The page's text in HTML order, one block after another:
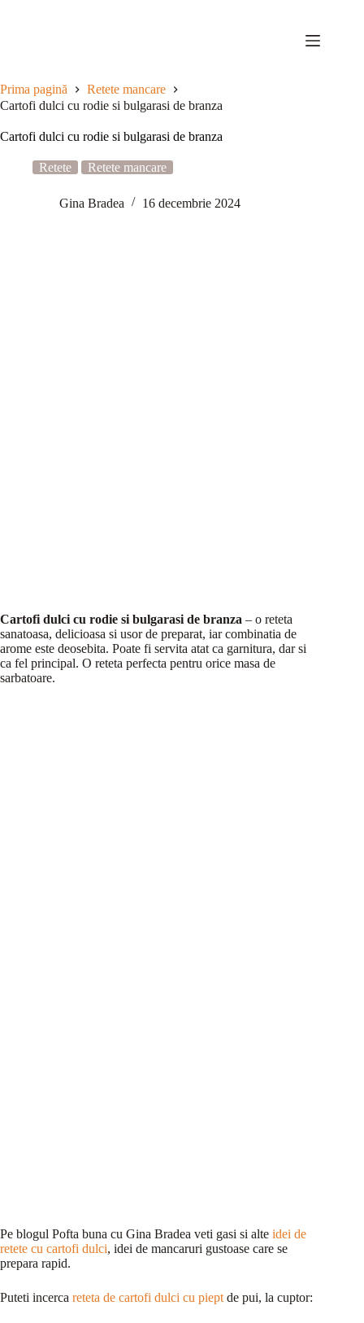
Prima pagină
Retete mancare
Cartofi dulci cu rodie si bulgarasi de branza
Cartofi dulci cu rodie si bulgarasi de branza
Retete Retete mancare
Gina Bradea 16 decembrie 2024
Cartofi dulci cu rodie si bulgarasi de branza – o reteta
sanatoasa, delicioasa si usor de preparat, iar combinatia de
arome este deosebita. Poate fi servita atat ca garnitura, dar si
ca fel principal. O reteta perfecta pentru orice masa de
sarbatoare.
Pe blogul Pofta buna cu Gina Bradea veti gasi si alte idei de
retete cu cartofi dulci, idei de mancaruri gustoase care se
prepara rapid.
Puteti incerca reteta de cartofi dulci cu piept de pui, la cuptor: